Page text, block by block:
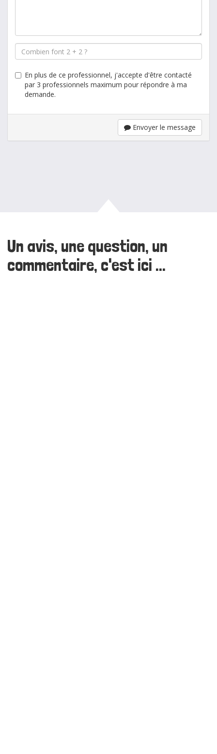
En plus de ce professionnel, j'accepte d'être contacté
par 3 professionnels maximum pour répondre à ma
demande.
Envoyer le message
Un avis, une question, un
commentaire, c'est ici ...